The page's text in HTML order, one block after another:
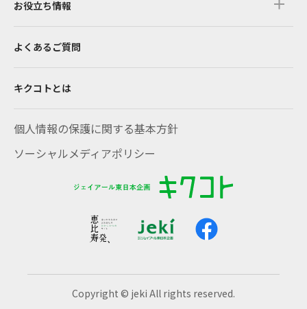
お役立ち情報
よくあるご質問
キクコトとは
個人情報の保護に関する基本方針
ソーシャルメディアポリシー
Copyright © jeki All rights reserved.